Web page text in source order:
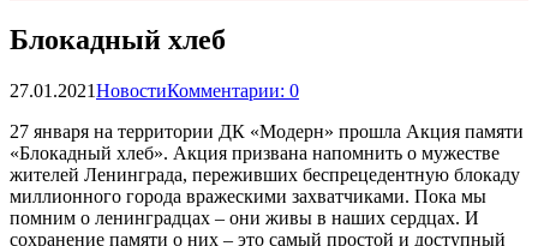
Блокадный хлеб
27.01.2021НовостиКомментарии: 0
27 января на территории ДК «Модерн» прошла Акция памяти
«Блокадный хлеб». Акция призвана напомнить о мужестве
жителей Ленинграда, переживших беспрецедентную блокаду
миллионного города вражескими захватчиками. Пока мы
помним о ленинградцах – они живы в наших сердцах. И
сохранение памяти о них – это самый простой и доступный